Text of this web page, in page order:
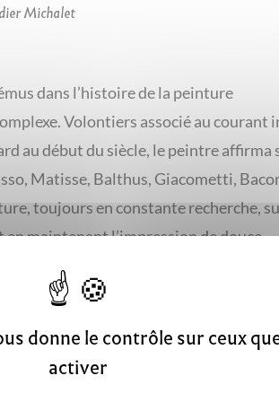
donne le contrôle sur ceux
activer
Michalet
dans l’histoire de la peinture
Volontiers associé au courant
au début du siècle, le peintre affirma
Matisse, Balthus, Giacometti,
toujours en constante recherche,
maintenant l’impression de douce
œuvre.
sur-Saône, qui constitue la
du travail de l’artiste. Formé à